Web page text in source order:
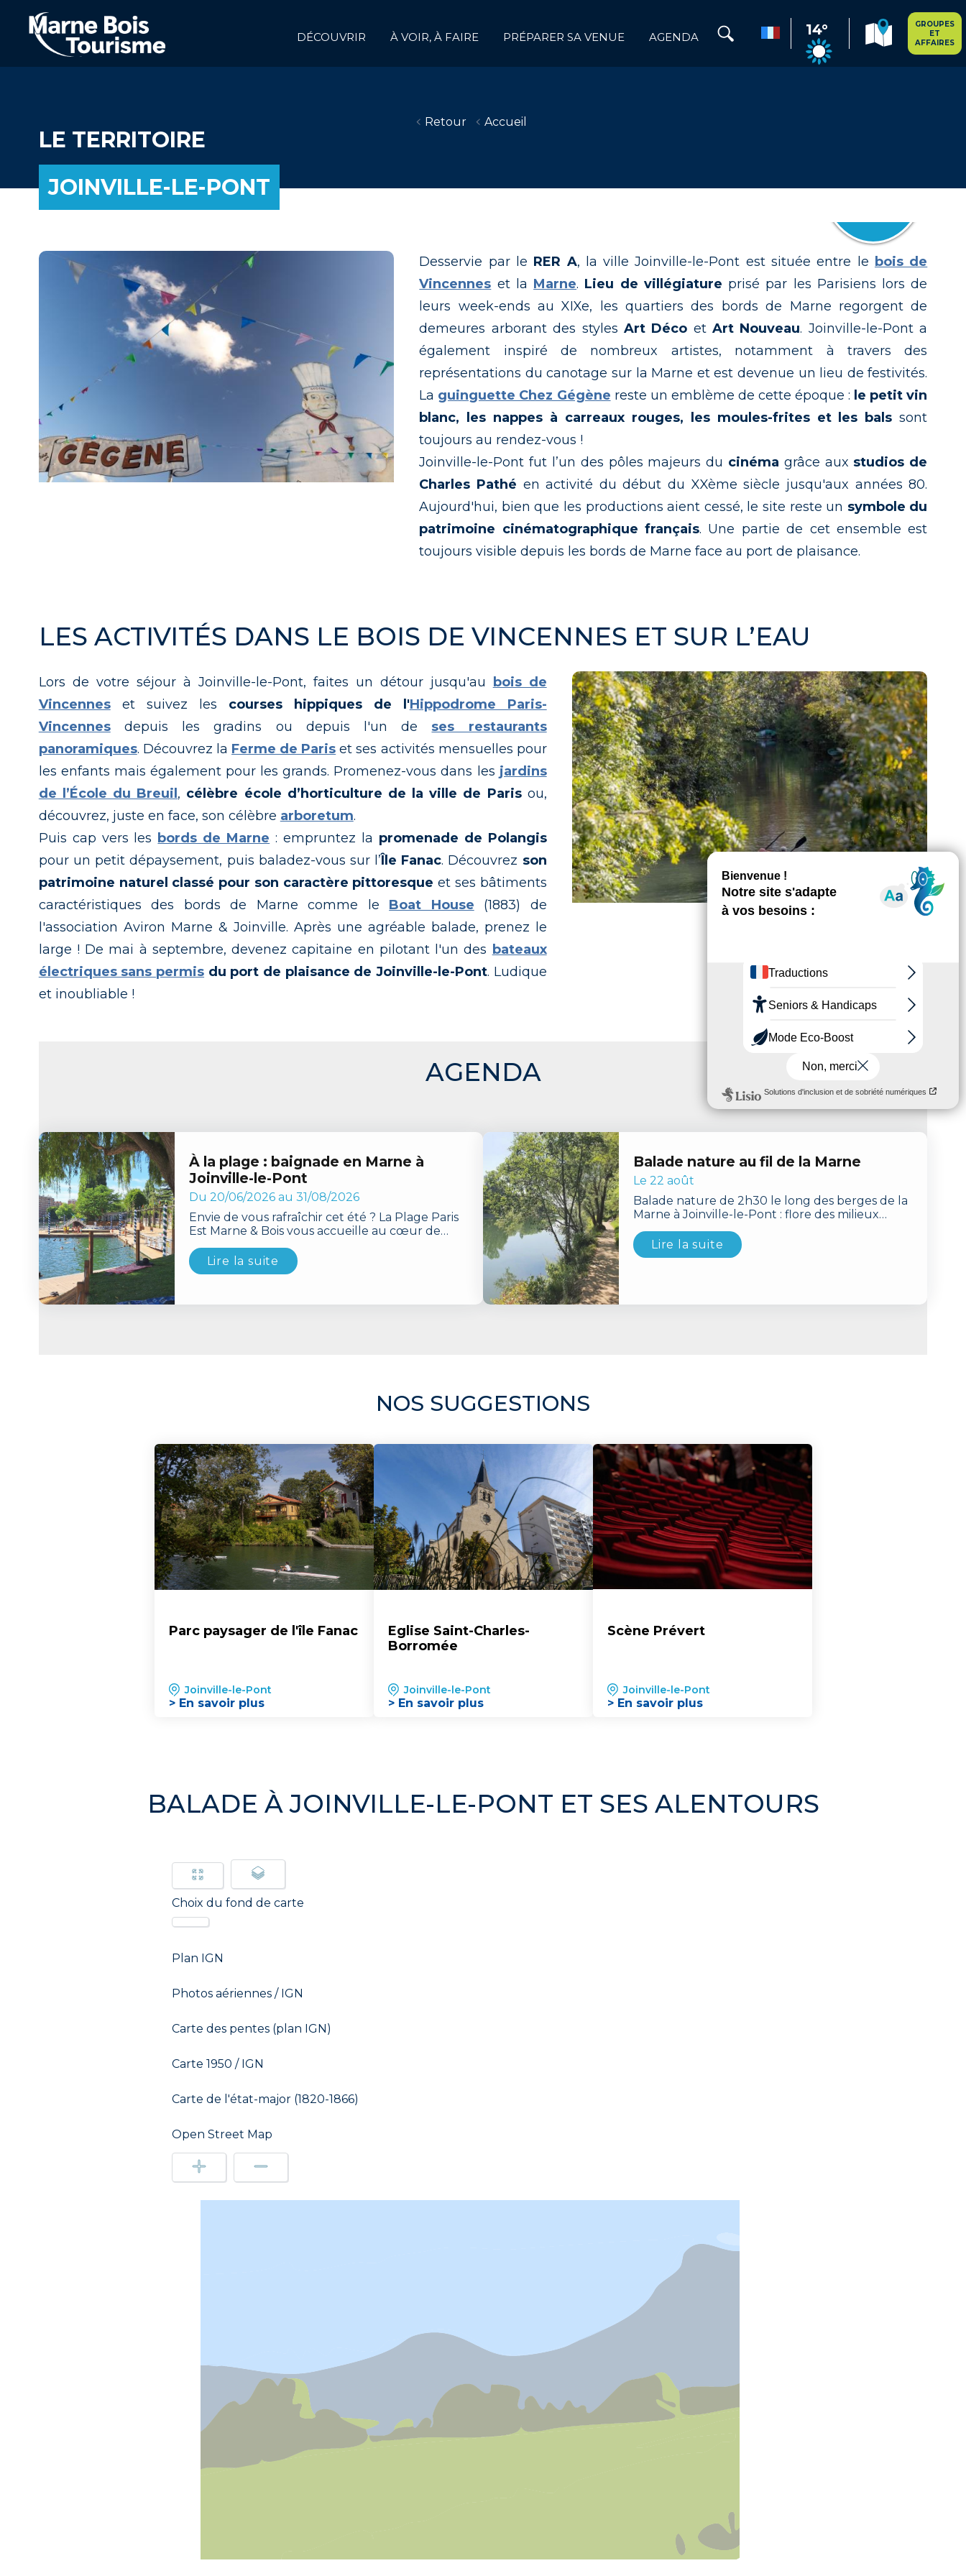
contenu
principal
NAVIGATION
DÉCOUVRIR À VOIR, À FAIRE PRÉPARER SA VENUE AGENDA 14°
GROUPES
ET
AFFAIRES
Retour Accueil
LE TERRITOIRE
JOINVILLE-LE-PONT
Desservie par le RER A, la ville Joinville-le-Pont est située entre le bois de
Vincennes et la Marne. Lieu de villégiature prisé par les Parisiens lors de
leurs week-ends au XIXe, les quartiers des bords de Marne regorgent de
demeures arborant des styles Art Déco etArt Nouveau. Joinville-le-Pont a
également inspiré de nombreux artistes, notamment à travers des
représentations du canotage sur la Marne et est devenue un lieu de festivités.
La guinguette Chez Gégène reste un emblème de cette époque : le petit vin
blanc, les nappes à carreaux rouges, les moules-frites et les bals sont
toujours au rendez-vous !
Joinville-le-Pont fut l’un des pôles majeurs du cinéma grâce aux studios de
Charles Pathé en activité du début du XXème siècle jusqu'aux années 80.
Aujourd'hui, bien que les productions aient cessé, le site reste un symbole du
patrimoine cinématographique français. Une partie de cet ensemble est
toujours visible depuis les bords de Marne face au port de plaisance.
LES ACTIVITÉS DANS LE BOIS DE VINCENNES ET SUR L’EAU
Canal de Polangis à Joinville-le-Pont
Lors de votre séjour à Joinville-le-Pont, faites un détour jusqu'au
bois de
Vincenneset suivez les courses hippiques de l'Hippodrome Paris-
Vincennesdepuis les gradins ou depuis l'un de ses restaurants
panoramiques. Découvrez la Ferme de Paris et ses activités mensuelles pour
les enfants mais également pour les grands. Promenez-vous dans les jardins
de l’École du Breuil , célèbre école d’horticulture de la ville de Parisou,
découvrez, juste en face, son célèbre arboretum.
Puis cap vers les bords de Marne : empruntez la promenade de Polangis
pour un petit dépaysement, puis baladez-vous sur l’Île Fanac. Découvrez son
patrimoine naturel classé pour son caractère pittoresque et ses bâtiments
caractéristiques des bords de Marne comme le Boat House (1883) de
l'association Aviron Marne & Joinville. Après une agréable balade, prenez le
large ! De mai à septembre, devenez capitaine en pilotant l'un des bateaux
électriques sans permis du port de plaisance de Joinville-le-Pont. Ludique
et inoubliable !
AGENDA
À la plage : baignade en Marne à
Joinville-le-Pont
Du 20/06/2026 au 31/08/2026
Envie de vous rafraîchir cet été ? La Plage Paris
Est Marne & Bois vous accueille au cœur de
Joinville-le-Pont pour profiter des joies de la
baignade dans la Marne, dans un cadre sécurisé,
arboré et convivial. A seulement 20 minutes de
Lire la suite
Balade nature au fil de la Marne
Le 22 août
Balade nature de 2h30 le long des berges de la
Marne à Joinville-le-Pont : flore des milieux
humides, ripisylve, plantes aquatiques… Une
promenade tranquille et instructive pour petits
et grands, dès 7 ans. 15 pers. max.
Lire la suite
NOS SUGGESTIONS
Parc paysager de l'île Fanac
Joinville-le-Pont
> En savoir plus
Eglise Saint-Charles-
Borromée
Joinville-le-Pont
> En savoir plus
Scène Prévert
Joinville-le-Pont
> En savoir plus
BALADE À JOINVILLE-LE-PONT ET SES ALENTOURS
Choix du fond de carte
Plan IGN
Photos aériennes / IGN
Carte des pentes (plan IGN)
Carte 1950 / IGN
Carte de l'état-major (1820-1866)
Open Street Map